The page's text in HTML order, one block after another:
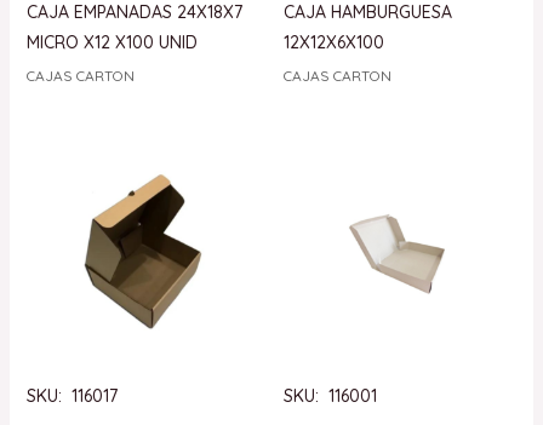
CAJA EMPANADAS 24X18X7
MICRO X12 X100 UNID
CAJAS CARTON
CAJA HAMBURGUESA
12X12X6X100
CAJAS CARTON
SKU: 116017 SKU: 116001